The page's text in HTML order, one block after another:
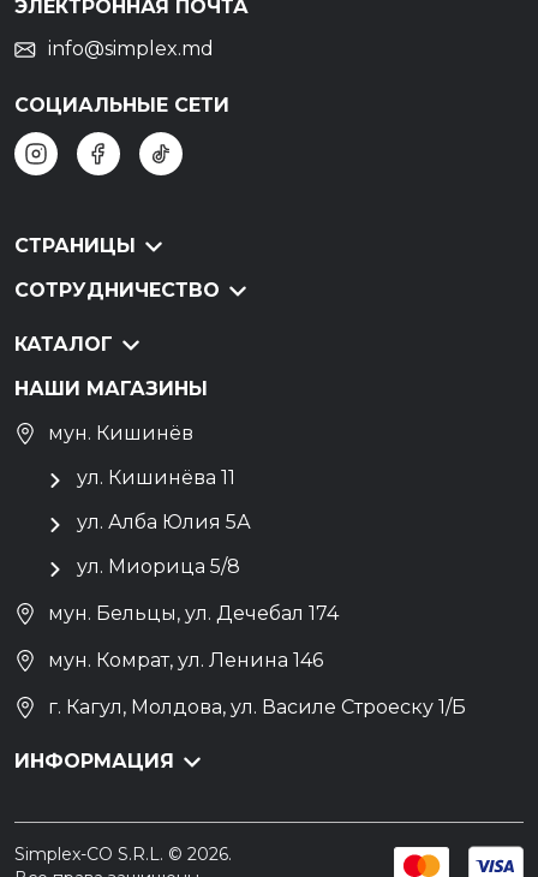
ЭЛЕКТРОННАЯ ПОЧТА
info@simplex.md
СОЦИАЛЬНЫЕ СЕТИ
СТРАНИЦЫ
СОТРУДНИЧЕСТВО
КАТАЛОГ
НАШИ МАГАЗИНЫ
мун. Кишинёв
ул. Кишинёва 11
ул. Алба Юлия 5А
ул. Миорица 5/8
мун. Бельцы, ул. Дечебал 174
мун. Комрат, ул. Ленина 146
г. Кагул, Молдова, ул. Василе Строеску 1/Б
ИНФОРМАЦИЯ
Simplex-CO S.R.L. © 2026.